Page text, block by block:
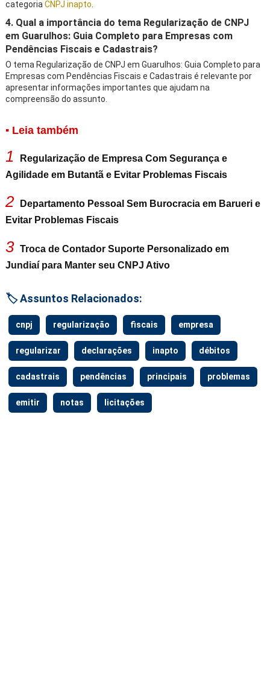
categoria CNPJ inapto
4. Qual a importância do tema Regularização de CNPJ
em Guarulhos: Guia Completo para Empresas com
Pendências Fiscais e Cadastrais?
O tema Regularização de CNPJ em Guarulhos: Guia Completo para
Empresas com Pendências Fiscais e Cadastrais é relevante por
apresentar informações importantes que ajudam na
compreensão do assunto.
▪ Leia também
1
Regularização de Empresa Com Segurança e
Agilidade em Butantã e Evitar Problemas Fiscais
2
Departamento Pessoal Sem Burocracia em Barueri e
Evitar Problemas Fiscais
3 Troca de Contador Suporte Personalizado em
Jundiaí para Manter seu CNPJ Ativo
🏷️ Assuntos Relacionados:
cnpj regularização fiscais empresa
regularizar declarações inapto débitos
cadastrais pendências principais problemas
emitir notas licitações